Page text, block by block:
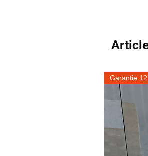
Garantie